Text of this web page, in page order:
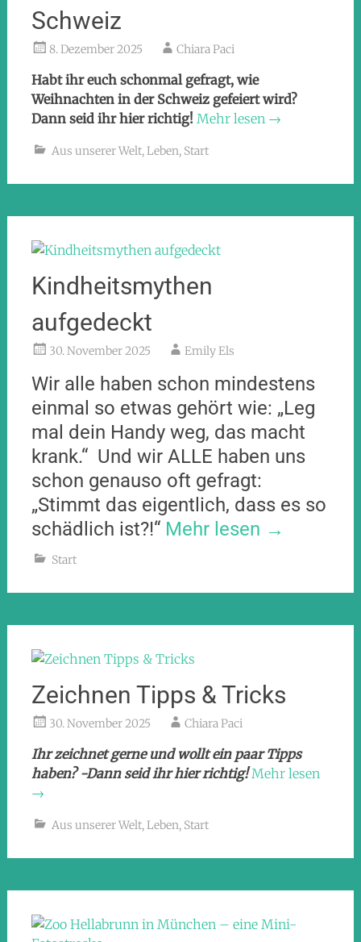
Schweiz
8. Dezember 2025 Chiara Paci
Habt ihr euch schonmal gefragt, wie
Weihnachten in der Schweiz gefeiert wird?
Dann seid ihr hier richtig! Mehr lesen →
Aus unserer Welt,Leben, Start
Kindheitsmythen
aufgedeckt
30. November 2025 Emily Els
Wir alle haben schon mindestens
einmal so etwas gehört wie: „Leg
mal dein Handy weg, das macht
krank.“ Und wir ALLE haben uns
schon genauso oft gefragt:
„Stimmt das eigentlich, dass es so
schädlich ist?!“ Mehr lesen →
Start
Zeichnen Tipps & Tricks
30. November 2025 Chiara Paci
Ihr zeichnet gerne und wollt ein paar Tipps
haben? -Dann seid ihr hier richtig! Mehr lesen
→
Aus unserer Welt,Leben, Start